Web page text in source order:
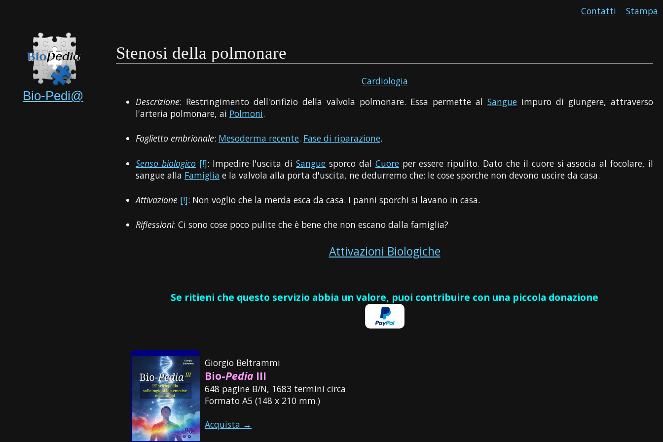
Stampa
Contatti
Bio-Pedi@
Stenosi della polmonare
Cardiologia
Descrizione: Restringimento dell'orifizio della valvola polmonare. Essa permette alSangue impuro di giungere, attraverso
l'arteria polmonare, ai Polmoni.
Foglietto embrionale: Mesoderma recente. Fase di riparazione.
Senso biologico [!]: Impedire l'uscita diSangue sporco dal Cuoreper essere ripulito. Dato che il cuore si associa al focolare, il
sangue alla Famiglia e la valvola alla porta d'uscita, ne dedurremo che: le cose sporche non devono uscire da casa.
Attivazione [!]: Non voglio che la merda esca da casa. I panni sporchi si lavano in casa.
Riflessioni: Ci sono cose poco pulite che è bene che non escano dalla famiglia?
Attivazioni Biologiche
Se ritieni che questo servizio abbia un valore, puoi contribuire con una piccola donazione
Giorgio Beltrammi
Bio-Pedia III
648 pagine B/N, 1683 termini circa
Formato A5 (148 x 210 mm.)
Acquista →